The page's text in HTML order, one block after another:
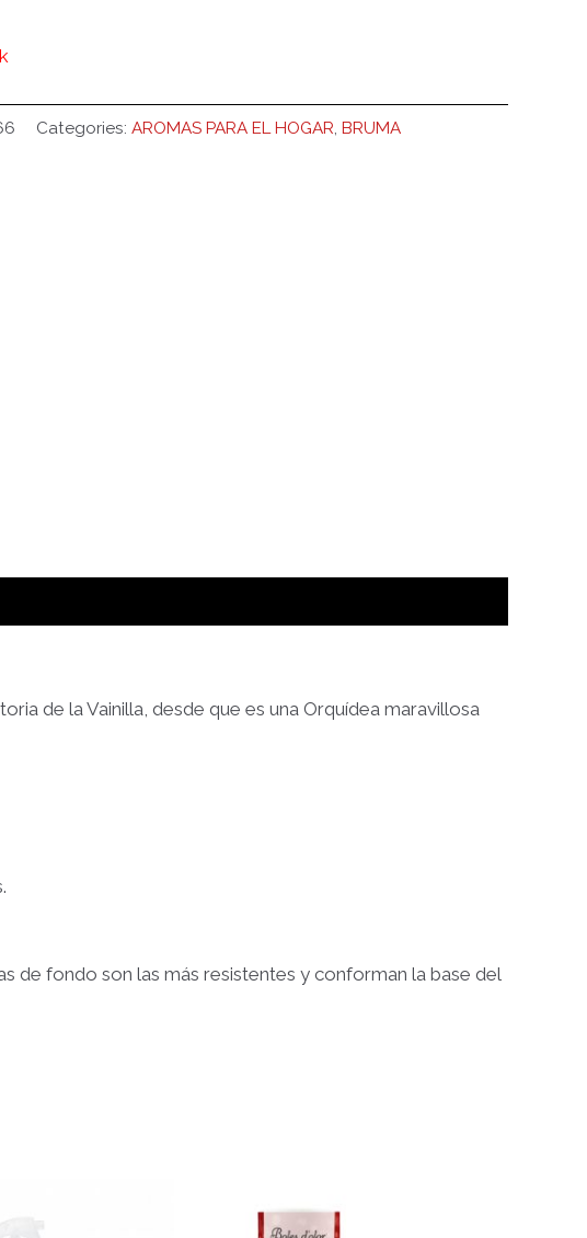
Categories: AROMAS PARA EL HOGAR, BRUMA
de la Vainilla, desde que es una Orquídea maravillosa
de fondo son las más resistentes y conforman la base del